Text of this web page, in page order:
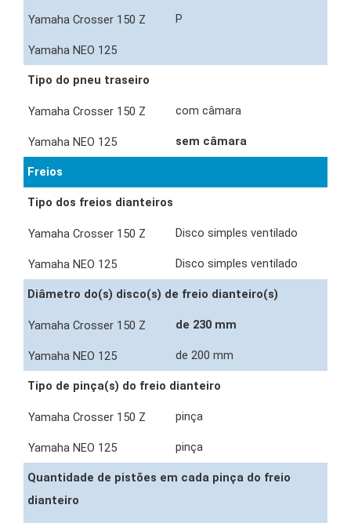
P
Tipo do pneu traseiro
com câmara
sem câmara
Freios
Tipo dos freios dianteiros
Disco simples ventilado
Disco simples ventilado
Diâmetro do(s) disco(s) de freio dianteiro(s)
de 230 mm
de 200 mm
Tipo de pinça(s) do freio dianteiro
pinça
pinça
Quantidade de pistões em cada pinça do freio
dianteiro